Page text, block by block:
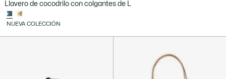
Llavero de cocodrilo con colgantes de L
NUEVA COLECCIÓN